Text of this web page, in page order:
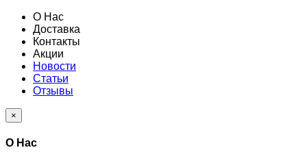
О Нас
Доставка
Контакты
Акции
Новости
Статьи
Отзывы
×
О Нас